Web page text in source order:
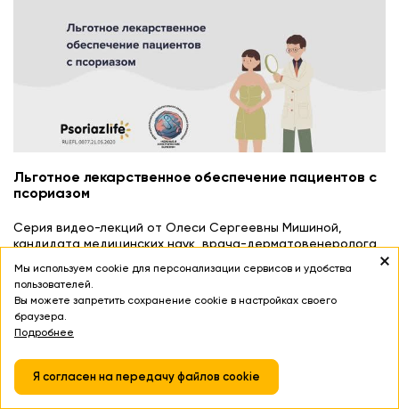
Льготное лекарственное обеспечение пациентов с
псориазом
Серия видео-лекций от Олеси Сергеевны Мишиной,
кандидата медицинских наук, врача-дерматовенеролога,
Мы используем cookie для персонализации сервисов и удобства
пользователей.
Вы можете запретить сохранение cookie в настройках своего
браузера.
Подробнее
Я согласен на передачу файлов cookie